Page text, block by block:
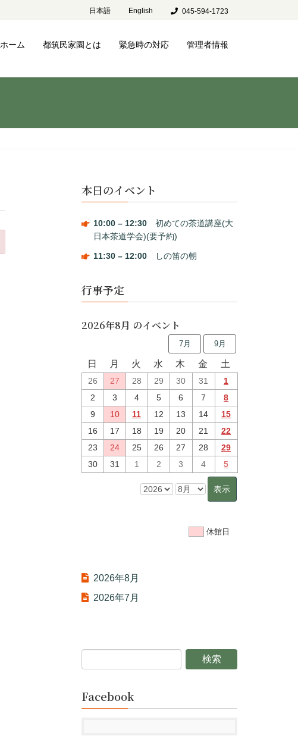
日本語 English 045-594-1723
ホーム 都筑民家園とは 緊急時の対応 管理者情報
本日のイベント
10:00 – 12:30初めての茶道講座(大
日本茶道学会)(要予約)
11:30 – 12:00しの笛の朝
行事予定
2026年8月 のイベント
7月 9月
日 月 火 水 木 金 土
26 27 28 29 30 31
1
2
3 4 5 6 7
8
9
10 11 12 13 14
15
16
17 18 19 20 21
22
23
24 25 26 27 28
29
30
31 1 2 3 4 5
休館日
2026年8月
2026年7月
Facebook